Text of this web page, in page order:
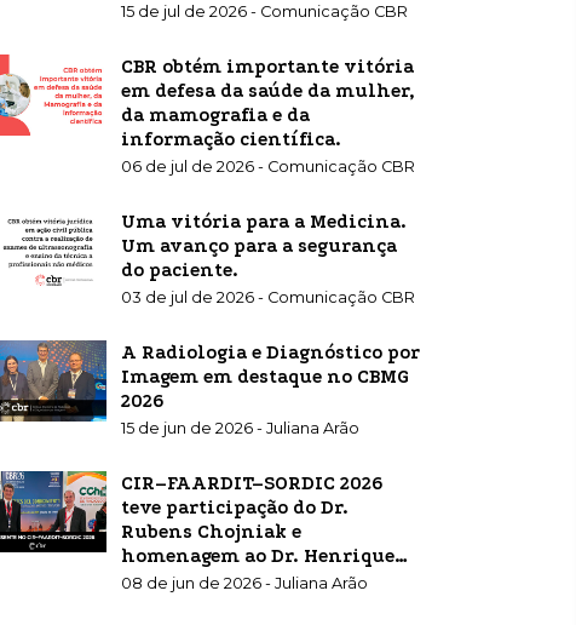
15 de jul de 2026 - Comunicação CBR
CBR obtém importante vitória
em defesa da saúde da mulher,
da mamografia e da
informação científica.
06 de jul de 2026 - Comunicação CBR
Uma vitória para a Medicina.
Um avanço para a segurança
do paciente.
03 de jul de 2026 - Comunicação CBR
A Radiologia e Diagnóstico por
Imagem em destaque no CBMG
2026
15 de jun de 2026 - Juliana Arão
CIR–FAARDIT–SORDIC 2026
teve participação do Dr.
Rubens Chojniak e
homenagem ao Dr. Henrique
Carrete Jr.
08 de jun de 2026 - Juliana Arão